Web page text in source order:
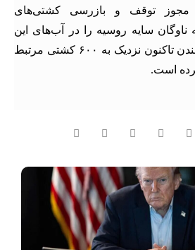
مجوز توقف و بازرسی کشتی‌های
سایه روسیه را در آب‌های این
کشور صادر کرده بود. لندن تاکنون نزدیک به ۶۰۰ کشتی مرتبط
است.